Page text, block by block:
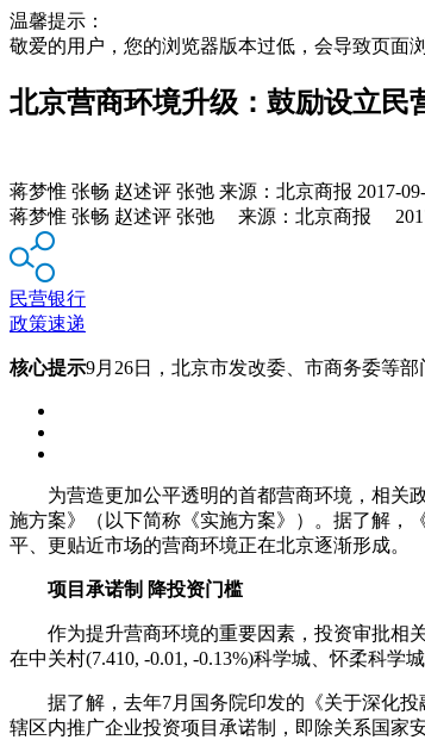
温馨提示：
敬爱的用户，您的浏览器版本过低，会导致页面
北京营商环境升级：鼓励设立民
蒋梦惟 张畅 赵述评 张弛 来源： 北京商报 2017-
蒋梦惟 张畅 赵述评 张弛 来源：北京商报
民营银行
政策速递
核心提示9月26日，北京市发改委、市商务委等
为营造更加公平透明的首都营商环境，相关政
施方案》（以下简称《实施方案》）。据了解，
平、更贴近市场的营商环境正在北京逐渐形成。
项目承诺制 降投资门槛
作为提升营商环境的重要因素，投资审批相关
在中关村(7.410, -0.01, -0.13%)科学城、怀柔科学
据了解，去年7月国务院印发的《关于深化投
辖区内推广企业投资项目承诺制，即除关系国家